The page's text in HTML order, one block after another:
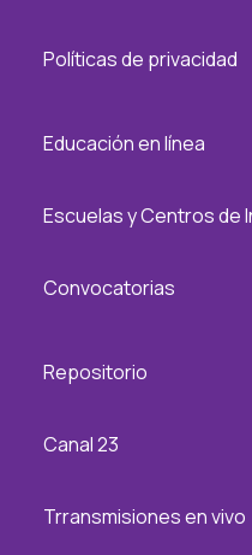
Políticas de privacidad
Educación en línea
Escuelas y Centros de
Convocatorias
Repositorio
Canal 23
Trransmisiones en vivo